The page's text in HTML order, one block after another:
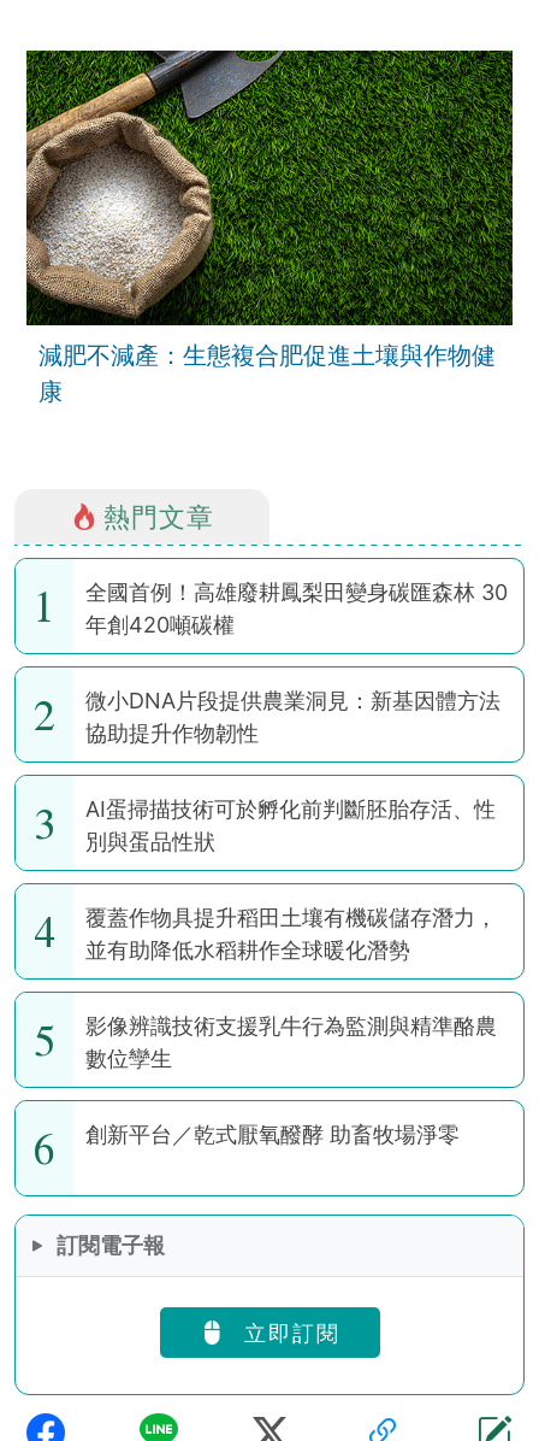
減肥不減產：生態複合肥促進土壤與作物健
康
熱門文章
1
全國首例！高雄廢耕鳳梨田變身碳匯森林 30
年創420噸碳權
2
微小DNA片段提供農業洞見：新基因體方法
協助提升作物韌性
3
AI蛋掃描技術可於孵化前判斷胚胎存活、性
別與蛋品性狀
4
覆蓋作物具提升稻田土壤有機碳儲存潛力，
並有助降低水稻耕作全球暖化潛勢
5
影像辨識技術支援乳牛行為監測與精準酪農
數位孿生
6 創新平台／乾式厭氧醱酵 助畜牧場淨零
訂閱電子報
立即訂閱